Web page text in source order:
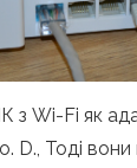
з Wi-Fi як
D., Тоді